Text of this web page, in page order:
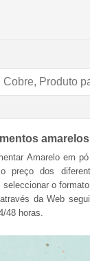
amarelos
Amarelo em
preço dos
o
da Web
48 horas.